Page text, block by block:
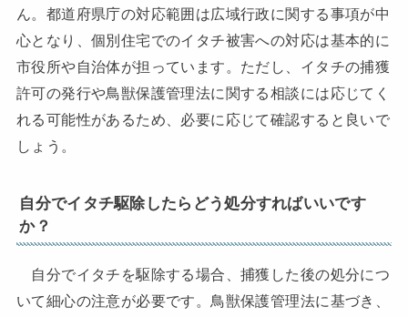
ん。都道府県庁の対応範囲は広域行政に関する事項が中
心となり、個別住宅でのイタチ被害への対応は基本的に
市役所や自治体が担っています。ただし、イタチの捕獲
許可の発行や鳥獣保護管理法に関する相談には応じてく
れる可能性があるため、必要に応じて確認すると良いで
しょう。
自分でイタチ駆除したらどう処分すればいいです
か？
自分でイタチを駆除する場合、捕獲した後の処分につ
いて細心の注意が必要です。鳥獣保護管理法に基づき、